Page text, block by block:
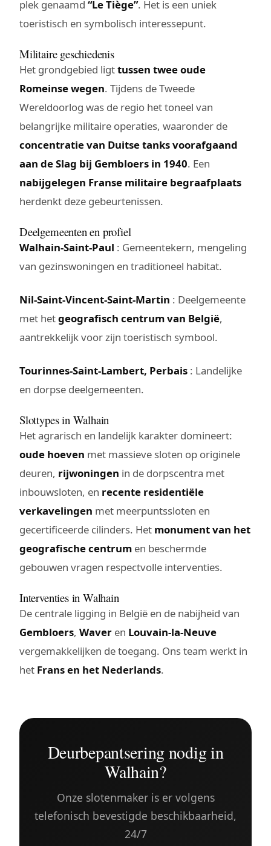
plek genaamd “Le Tiège”. Het is een uniek
toeristisch en symbolisch interessepunt.
Militaire geschiedenis
Het grondgebied ligttussen twee oude
Romeinse wegen. Tijdens de Tweede
Wereldoorlog was de regio het toneel van
belangrijke militaire operaties, waaronder de
concentratie van Duitse tanks voorafgaand
aan de Slag bij Gembloers in 1940. Een
nabijgelegen Franse militaire begraafplaats
herdenkt deze gebeurtenissen.
Deelgemeenten en profiel
Walhain-Saint-Paul : Gemeentekern, mengeling
van gezinswoningen en traditioneel habitat.
Nil-Saint-Vincent-Saint-Martin : Deelgemeente
met hetgeografisch centrum van België,
aantrekkelijk voor zijn toeristisch symbool.
Tourinnes-Saint-Lambert, Perbais : Landelijke
en dorpse deelgemeenten.
Slottypes in Walhain
Het agrarisch en landelijk karakter domineert:
oude hoeven met massieve sloten op originele
deuren, rijwoningen in de dorpscentra met
inbouwsloten, en recente residentiële
verkavelingen met meerpuntssloten en
gecertificeerde cilinders. Het monument van het
geografische centrum en beschermde
gebouwen vragen respectvolle interventies.
Interventies in Walhain
De centrale ligging in België en de nabijheid van
Gembloers, Waver en Louvain-la-Neuve
vergemakkelijken de toegang. Ons team werkt in
het Frans en het Nederlands.
Deurbepantsering nodig in
Walhain?
Onze slotenmaker is er volgens
telefonisch bevestigde beschikbaarheid,
24/7